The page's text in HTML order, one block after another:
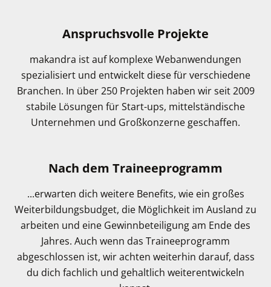
Anspruchsvolle Projekte
makandra ist auf komplexe Webanwendungen
spezialisiert und entwickelt diese für verschiedene
Branchen. In über 250 Projekten haben wir seit 2009
stabile Lösungen für Start-ups, mittelständische
Unternehmen und Großkonzerne geschaffen.
Nach dem Traineeprogramm
...erwarten dich weitere Benefits, wie ein großes
Weiterbildungsbudget, die Möglichkeit im Ausland zu
arbeiten und eine Gewinnbeteiligung am Ende des
Jahres. Auch wenn das Traineeprogramm
abgeschlossen ist, wir achten weiterhin darauf, dass
du dich fachlich und gehaltlich weiterentwickeln